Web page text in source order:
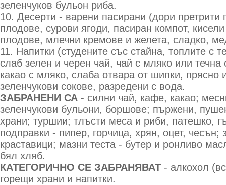
зеленчуков бульон риба.
10. Десерти - варени пасирани (дори претрити
плодове, сурови ягоди, пасиран компот,
плодове, млечни кремове и желета, сладко,
11. Напитки (студените със стайна, топлите с
слаб зелен и черен чай, чай с мляко или
какао с мляко, слаба отвара от шипки, прясно
зеленчукови сокове, разредени с вода.
ЗАБРАНЕНИ СА - силни чай, кафе, какао;
зеленчукови бульони, боршове; пържени,
храни; туршии; тлъсти меса и риби, патешко,
подправки - пипер, горчица, хрян, оцет, чесън;
краставици; мазни теста - бутер и ронливо
бял хляб.
КАТЕГОРИЧНО СЕ ЗАБРАНЯВАТ - алкохол
горещи храни и напитки.